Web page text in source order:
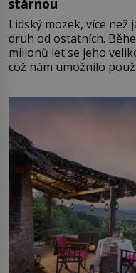
stárnou
Lidský mozek, více
druh od ostatních.
milionů let se jeho
což nám umožnilo